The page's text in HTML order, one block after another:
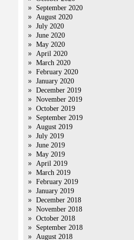
September 2020
August 2020
July 2020
June 2020
May 2020
April 2020
March 2020
February 2020
January 2020
December 2019
November 2019
October 2019
September 2019
August 2019
July 2019
June 2019
May 2019
April 2019
March 2019
February 2019
January 2019
December 2018
November 2018
October 2018
September 2018
August 2018